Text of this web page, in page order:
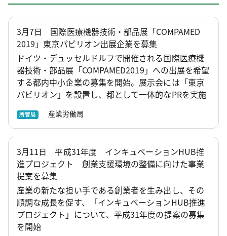
3月7日 国際医療機器技術・部品展「COMPAMED
2019」東京パビリオン出展企業を募集
ドイツ・デュッセルドルフで開催される国際医療機
器技術・部品展「COMPAMED2019」への出展を希望
する都内中小企業の募集を開始。展示会には「東京
パビリオン」を設置し、都として一体的なPRを実施
所管局 産業労働局
3月11日 平成31年度 インキュベーションHUB推
進プロジェクト 創業支援環境の整備に向けた事業
提案を募集
産業の新たな担い手である創業者を生み出し、その
順調な成長を促す、「インキュベーションHUB推進
プロジェクト」について、平成31年度の提案の募集
を開始